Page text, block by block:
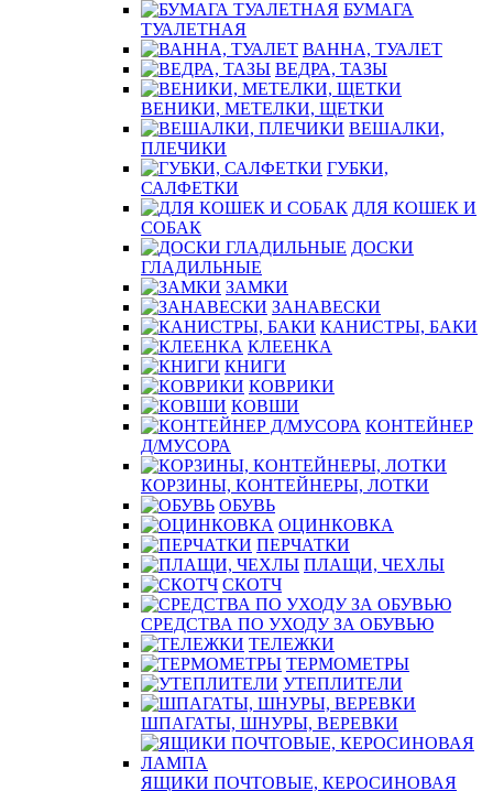
БУМАГА
ТУАЛЕТНАЯ
ВАННА, ТУАЛЕТ
ВЕДРА, ТАЗЫ
ВЕНИКИ, МЕТЕЛКИ, ЩЕТКИ
ВЕШАЛКИ,
ПЛЕЧИКИ
ГУБКИ,
САЛФЕТКИ
ДЛЯ КОШЕК И
СОБАК
ДОСКИ
ГЛАДИЛЬНЫЕ
ЗАМКИ
ЗАНАВЕСКИ
КАНИСТРЫ, БАКИ
КЛЕЕНКА
КНИГИ
КОВРИКИ
КОВШИ
КОНТЕЙНЕР
Д/МУСОРА
КОРЗИНЫ, КОНТЕЙНЕРЫ, ЛОТКИ
ОБУВЬ
ОЦИНКОВКА
ПЕРЧАТКИ
ПЛАЩИ, ЧЕХЛЫ
СКОТЧ
СРЕДСТВА ПО УХОДУ ЗА ОБУВЬЮ
ТЕЛЕЖКИ
ТЕРМОМЕТРЫ
УТЕПЛИТЕЛИ
ШПАГАТЫ, ШНУРЫ, ВЕРЕВКИ
ЯЩИКИ ПОЧТОВЫЕ, КЕРОСИНОВАЯ